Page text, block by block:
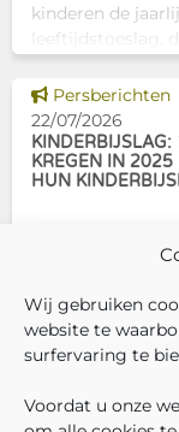
Wij gebruiken
website te
surfervaring te
Voordat u onze
kinderen de
leeftijdstoeslag,
schoolpremie.
ondersteuning
om de kosten
Dit nieuws tonen
Persberichten
22/07/2026
KREGEN IN 2025
HUN
In december
304.966
recht op
ontvingen
een sociale
komt overeenWIE